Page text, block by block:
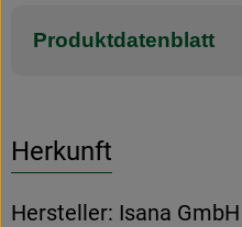
Produktdatenblatt
Herkunft
Hersteller: Isana GmbH